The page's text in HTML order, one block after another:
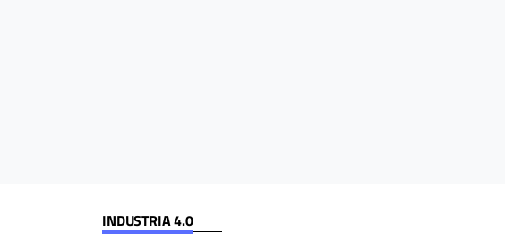
INDUSTRIA 4.0